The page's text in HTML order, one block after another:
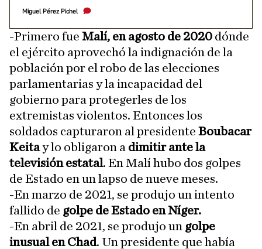
Miguel Pérez Pichel
-Primero fue Malí, en agosto de 2020 dónde
el ejército aprovechó la indignación de la
población por el robo de las elecciones
parlamentarias y la incapacidad del
gobierno para protegerles de los
extremistas violentos. Entonces los
soldados capturaron al presidente Boubacar
Keitay lo obligaron a dimitir ante la
televisión estatal. En Malí hubo dos golpes
de Estado en un lapso de nueve meses.
-En marzo de 2021, se produjo un intento
fallido de golpe de Estado en Níger.
-En abril de 2021, se produjo un golpe
inusual en Chad. Un presidente que había